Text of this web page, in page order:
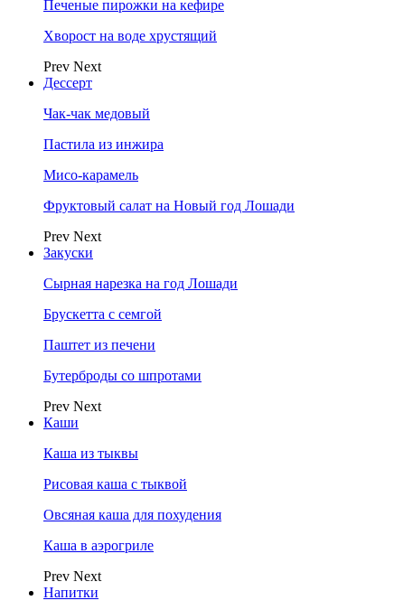
Печеные пирожки на кефире
Хворост на воде хрустящий
Prev Next
Дессерт
Чак-чак медовый
Пастила из инжира
Мисо-карамель
Фруктовый салат на Новый год Лошади
Prev Next
Закуски
Сырная нарезка на год Лошади
Брускетта с семгой
Паштет из печени
Бутерброды со шпротами
Prev Next
Каши
Каша из тыквы
Рисовая каша с тыквой
Овсяная каша для похудения
Каша в аэрогриле
Prev Next
Напитки